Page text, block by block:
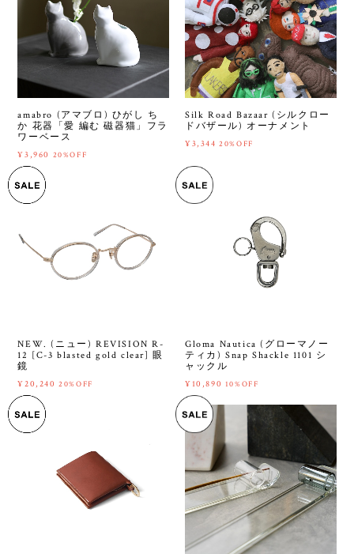
amabro (アマブロ) ひがし ち
か 花器「愛 編む 磁器猫」フラ
ワーベース
¥3,960 20%OFF
Silk Road Bazaar (シルクロー
ドバザール) オーナメント
¥3,344 20%OFF
NEW. (ニュー) REVISION R-
12 [C-3 blasted gold clear] 眼
鏡
¥20,240 20%OFF
Gloma Nautica (グローマノー
ティカ) Snap Shackle 1101 シ
ャックル
¥10,890 10%OFF